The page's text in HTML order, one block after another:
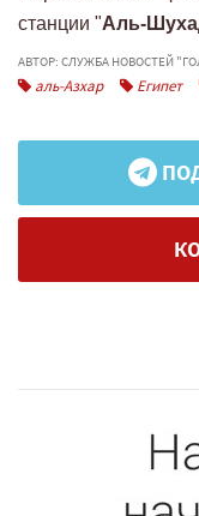
станции "Аль-
АВТОР: СЛУЖБА НОВОСТЕЙ
аль-Азхар Египет